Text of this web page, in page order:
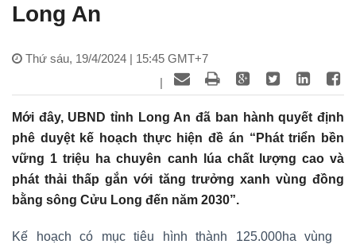
Long An
Thứ sáu, 19/4/2024 | 15:45 GMT+7
|
Mới đây, UBND tỉnh Long An đã ban hành quyết định
phê duyệt kế hoạch thực hiện đề án “Phát triển bền
vững 1 triệu ha chuyên canh lúa chất lượng cao và
phát thải thấp gắn với tăng trưởng xanh vùng đồng
bằng sông Cửu Long đến năm 2030”.
Kế hoạch có mục tiêu hình thành 125.000ha vùng